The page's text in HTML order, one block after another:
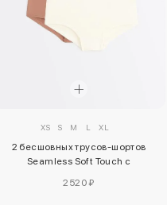
XS S M L XL
2 бесшовных трусов-шортов
Seamless Soft Touch с
2520 ₽